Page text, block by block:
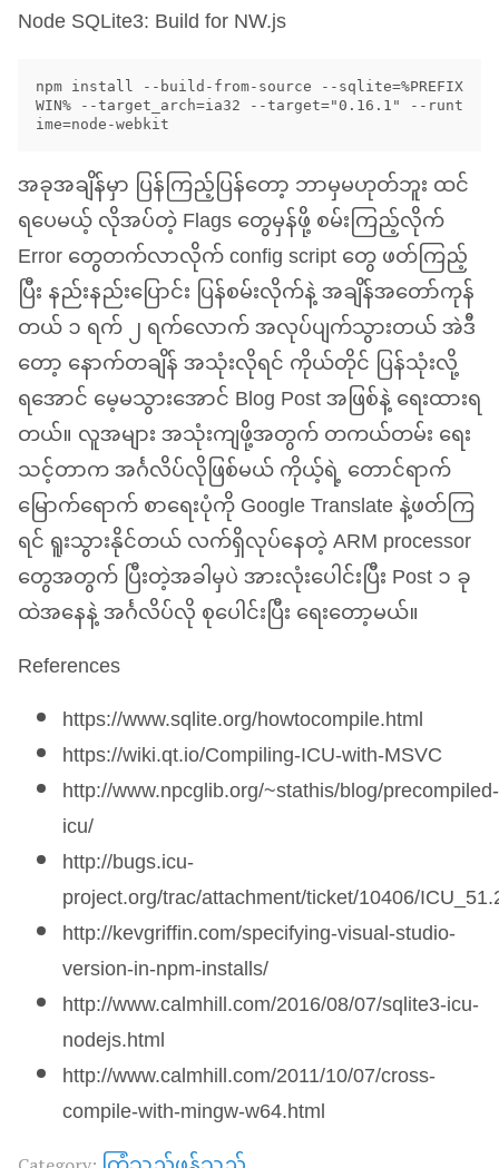
Node SQLite3: Build forNW.js
npm install --build-from-source --sqlite=%PREFIX
WIN% --target_arch=ia32 --target="0.16.1" --runt
အခုအချိန်မှာ ပြန်ကြည့်ပြန်တော့ ဘာမှမဟုတ်ဘူး ထင်
ရပေမယ့် လိုအပ်တဲ့ Flags တွေမှန်ဖို့ စမ်းကြည့်လိုက်
Error တွေတက်လာလိုက် config script တွေ ဖတ်ကြည့်
ပြီး နည်းနည်းပြောင်း ပြန်စမ်းလိုက်နဲ့ အချိန်အတော်ကုန်
တယ် ၁ ရက် ၂ ရက်လောက် အလုပ်ပျက်သွားတယ် အဲဒီ
တော့ နောက်တချိန် အသုံးလိုရင် ကိုယ်တိုင် ပြန်သုံးလို့
ရအောင် မေ့မသွားအောင် Blog Post အဖြစ်နဲ့ ရေးထားရ
တယ်။ လူအများ အသုံးကျဖို့အတွက် တကယ်တမ်း ရေး
သင့်တာက အင်္ဂလိပ်လိုဖြစ်မယ် ကိုယ့်ရဲ့ တောင်ရာက်
မြောက်ရောက် စာရေးပုံကို Google Translate နဲ့ဖတ်ကြ
ရင် ရူးသွားနိုင်တယ် လက်ရှိလုပ်နေတဲ့ARMprocessor
တွေအတွက် ပြီးတဲ့အခါမှပဲ အားလုံးပေါင်းပြီး Post ၁ ခု
ထဲအနေနဲ့ အင်္ဂလိပ်လို စုပေါင်းပြီး ရေးတော့မယ်။
References
https://www.sqlite.org/howtocompile.html
https://wiki.qt.io/Compiling-ICU-with-MSVC
http://www.npcglib.org/~stathis/blog/precompiled-
icu/
http://bugs.icu-
project.org/trac/attachment/ticket/10406/
http://kevgriffin.com/specifying-visual-studio-
version-in-npm-installs/
http://www.calmhill.com/2016/08/07/sqlite3-icu-
nodejs.html
http://www.calmhill.com/2011/10/07/cross-
compile-with-mingw-w64.html